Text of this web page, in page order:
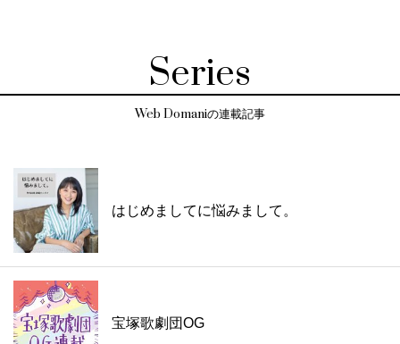
Series
Web Domaniの連載記事
はじめましてに悩みまして。
宝塚歌劇団OG